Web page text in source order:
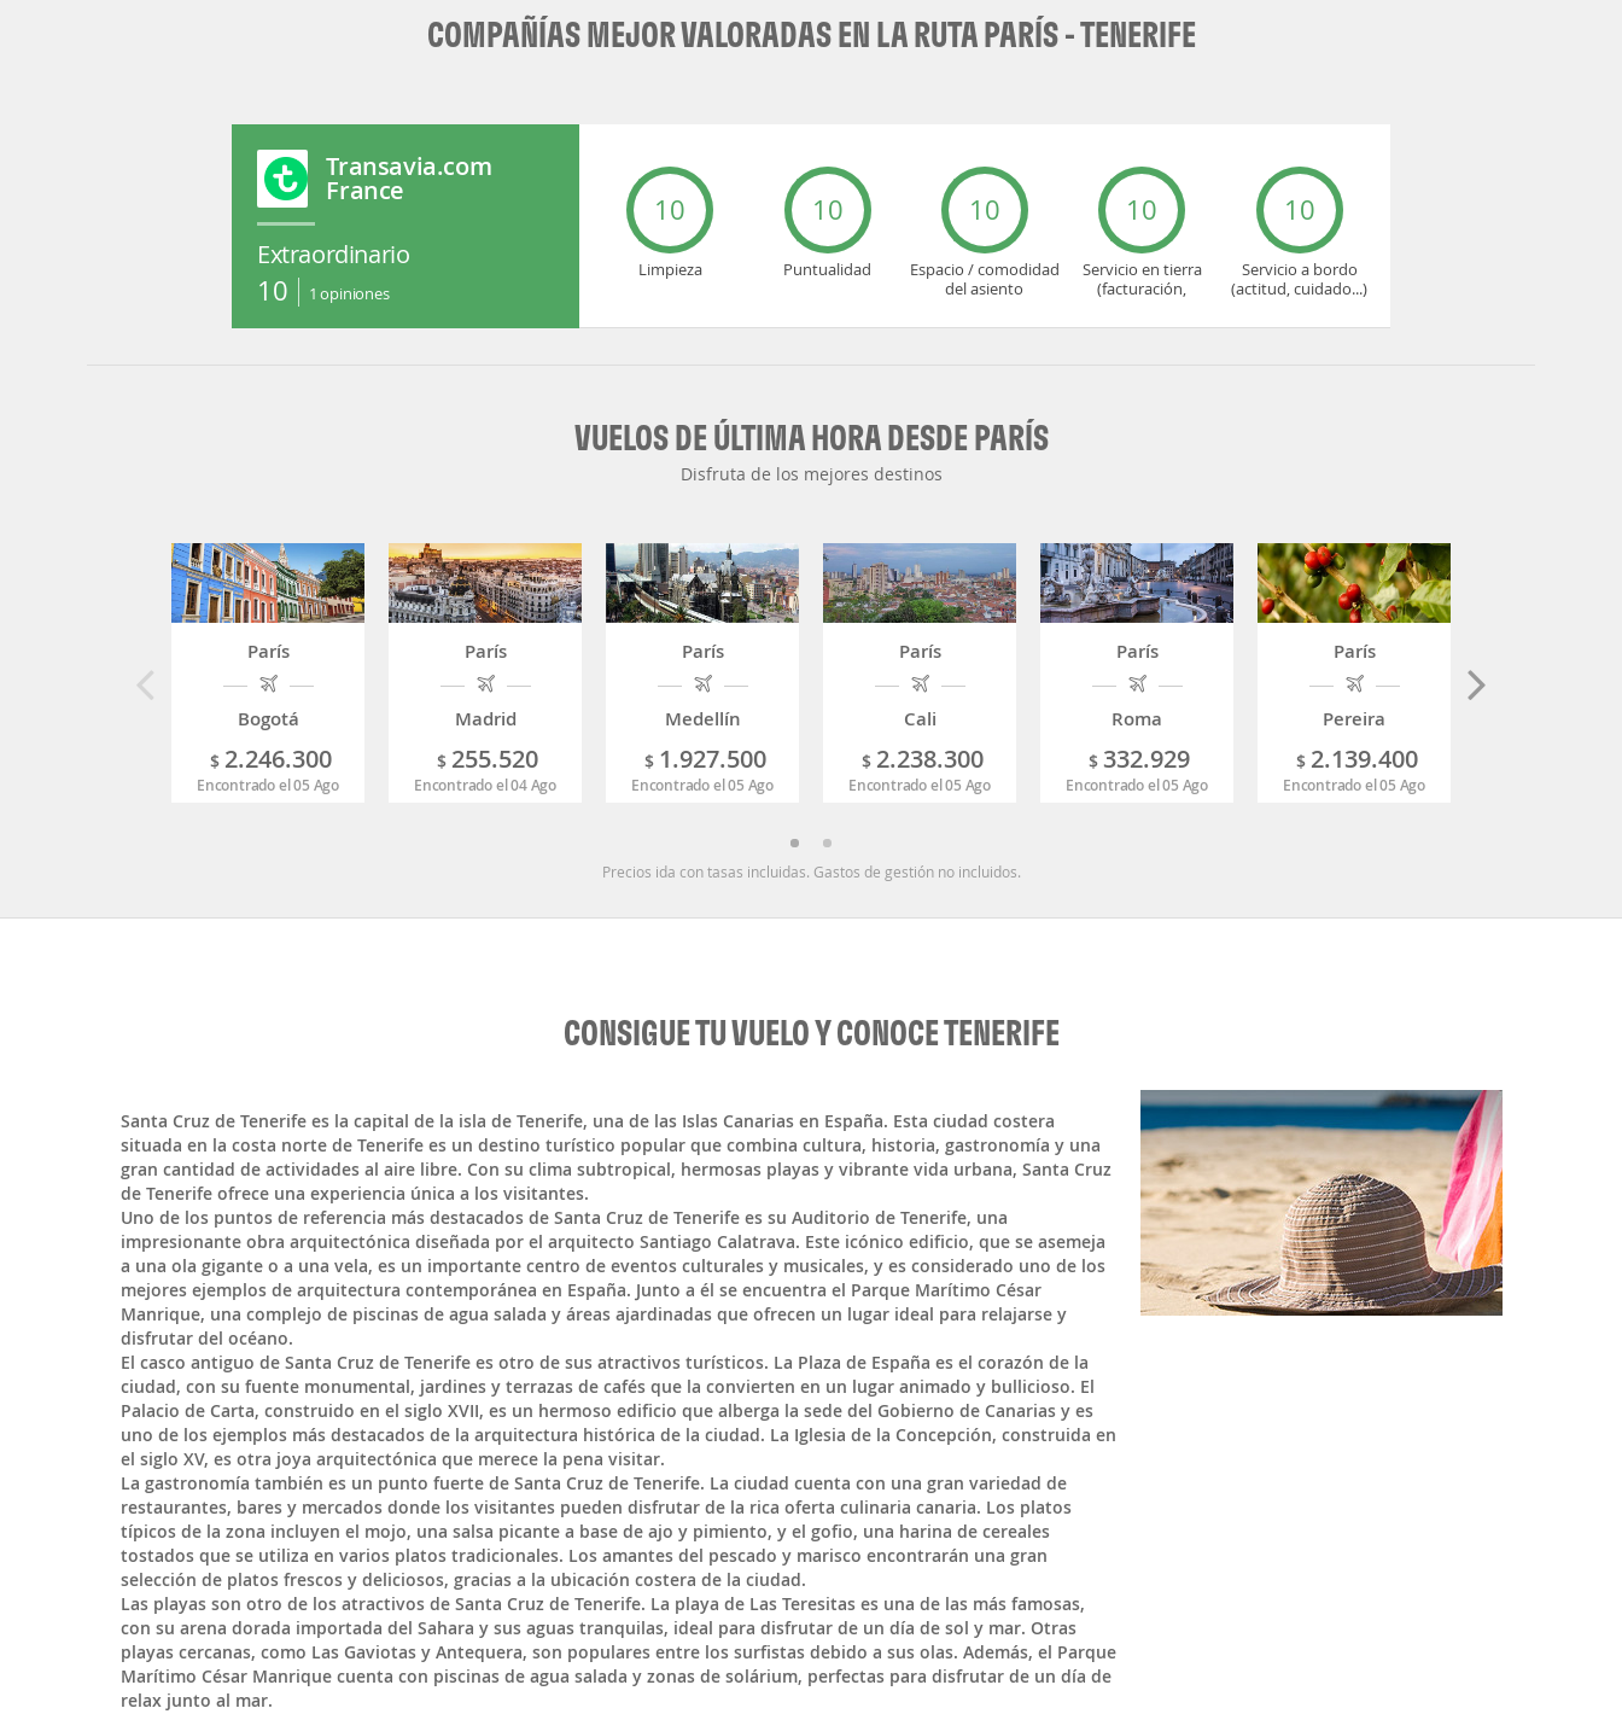
COMPAÑÍAS MEJOR VALORADAS EN LA RUTA PARÍS - TENERIFE
Transavia.com
France
Extraordinario
10 1 opiniones
10
Limpieza
10
Puntualidad
10
Espacio / comodidad
del asiento
10
Servicio en tierra
(facturación,
10
Servicio a bordo
(actitud, cuidado...)
VUELOS DE ÚLTIMA HORA DESDE PARÍS
Disfruta de los mejores destinos
París
Bogotá
$ 2.246.300
Encontrado el 05 Ago
París
Madrid
$ 255.520
Encontrado el 04 Ago
París
Medellín
$ 1.927.500
Encontrado el 05 Ago
París
Cali
$ 2.238.300
Encontrado el 05 Ago
París
Roma
$ 332.929
Encontrado el 05 Ago
París
Pereira
$ 2.139.400
Encontrado el 05 Ago
Precios ida con tasas incluidas. Gastos de gestión no incluidos.
CONSIGUE TU VUELO Y CONOCE TENERIFE
Santa Cruz de Tenerifees la capital de la isla de Tenerife, una de las Islas Canariasen España. Esta ciudad costera
situada en la costa norte de Tenerife es un destino turístico popular que combina cultura, historia, gastronomía y una
gran cantidad de actividades al aire libre. Con su clima subtropical, hermosas playas y vibrante vida urbana, Santa Cruz
de Tenerife ofrece una experiencia única a los visitantes.
Uno de los puntos de referencia más destacados de Santa Cruz de Tenerife es su Auditorio de Tenerife, una
impresionante obra arquitectónica diseñada por el arquitecto Santiago Calatrava. Este icónico edificio, que se asemeja
a una ola gigante o a una vela, es un importante centro de eventos culturales y musicales, y es considerado uno de los
mejores ejemplos de arquitectura contemporánea en España. Junto a él se encuentra el Parque Marítimo César
Manrique, una complejo de piscinas de agua salada y áreas ajardinadas que ofrecen un lugar ideal para relajarse y
disfrutar del océano.
El casco antiguo de Santa Cruz de Tenerife es otro de sus atractivos turísticos. La Plaza de España es el corazón de la
ciudad, con su fuente monumental, jardines y terrazas de cafés que la convierten en un lugar animado y bullicioso. El
Palacio de Carta, construido en el siglo XVII, es un hermoso edificio que alberga la sede del Gobierno de Canarias y es
uno de los ejemplos más destacados de la arquitectura histórica de la ciudad. La Iglesia de la Concepción, construida en
el siglo XV, es otra joya arquitectónica que merece la pena visitar.
La gastronomía también es un punto fuerte de Santa Cruz de Tenerife. La ciudad cuenta con una gran variedad de
restaurantes, bares y mercados donde los visitantes pueden disfrutar de la rica oferta culinaria canaria. Los platos
típicos de la zona incluyen el mojo, una salsa picante a base de ajo y pimiento, y el gofio, una harina de cereales
tostados que se utiliza en varios platos tradicionales. Los amantes del pescado y marisco encontrarán una gran
selección de platos frescos y deliciosos, gracias a la ubicación costera de la ciudad.
Las playas son otro de los atractivos de Santa Cruz de Tenerife. La playa de Las Teresitas es una de las más famosas,
con su arena dorada importada del Sahara y sus aguas tranquilas, ideal para disfrutar de un día de sol y mar. Otras
playas cercanas, como Las Gaviotas y Antequera, son populares entre los surfistas debido a sus olas. Además, el Parque
Marítimo César Manrique cuenta con piscinas de agua salada y zonas de solárium, perfectas para disfrutar de un día de
relax junto al mar.